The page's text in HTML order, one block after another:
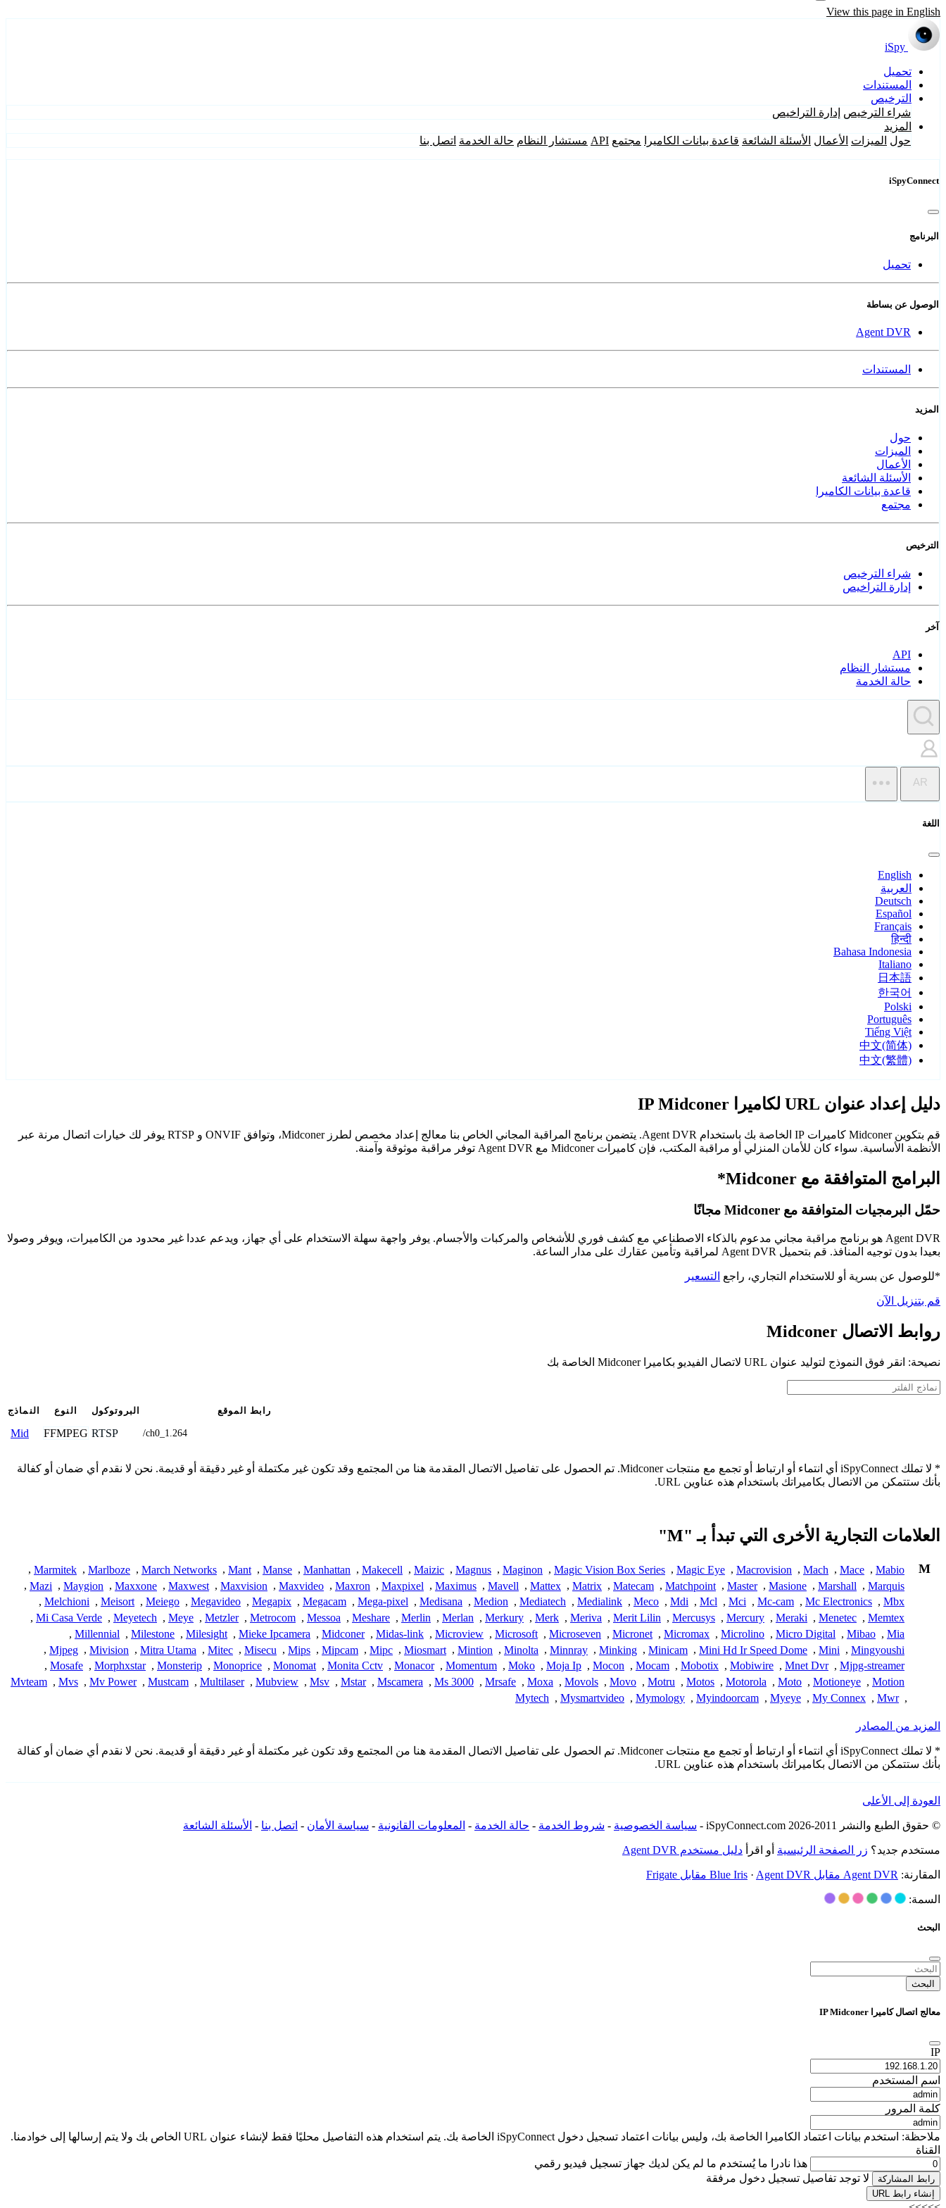
View this page in English
iSpy
تحميل
المستندات
الترخيص
شراء الترخيص إدارة التراخيص
المزيد
حول الميزات الأعمال الأسئلة الشائعة قاعدة بيانات الكاميرا مجتمع API مستشار النظام حالة الخدمة اتصل بنا
iSpyConnect
البرنامج
تحميل
الوصول عن بساطة
Agent DVR
المستندات
المزيد
حول
الميزات
الأعمال
الأسئلة الشائعة
قاعدة بيانات الكاميرا
مجتمع
الترخيص
شراء الترخيص
إدارة التراخيص
آخر
API
مستشار النظام
حالة الخدمة
AR
اللغة
English
العربية
Deutsch
Español
Français
हिन्दी
Bahasa Indonesia
Italiano
日本語
한국어
Polski
Português
Tiếng Việt
中文(简体)
中文(繁體)
دليل إعداد عنوان URL لكاميرا IP Midconer
قم بتكوين Midconer كاميرات IP الخاصة بك باستخدام Agent DVR. يتضمن برنامج المراقبة المجاني الخاص بنا معالج إعداد مخصص لطرز Midconer، وتوافق ONVIF و RTSP يوفر لك خيارات اتصال مرنة عبر
الأنظمة الأساسية. سواء كان للأمان المنزلي أو مراقبة المكتب، فإن كاميرات Midconer مع Agent DVR توفر مراقبة موثوقة وآمنة.
البرامج المتوافقة مع Midconer*
حمّل البرمجيات المتوافقة مع Midconer مجانًا
Agent DVR هو برنامج مراقبة مجاني مدعوم بالذكاء الاصطناعي مع كشف فوري للأشخاص والمركبات والأجسام. يوفر واجهة سهلة الاستخدام على أي جهاز، ويدعم عددا غير محدود من الكاميرات، ويوفر وصولا
بعيدا بدون توجيه المنافذ. قم بتحميل Agent DVR لمراقبة وتأمين عقارك على مدار الساعة.
*للوصول عن بسرية أو للاستخدام التجاري، راجع التسعير
قم بتنزيل الآن
روابط الاتصال Midconer
نصيحة: انقر فوق النموذج لتوليد عنوان URL لاتصال الفيديو بكاميرا Midconer الخاصة بك
النماذج النوع البروتوكول رابط الموقع
Mid FFMPEG RTSP /ch0_1.264
* لا تملك iSpyConnect أي انتماء أو ارتباط أو تجمع مع منتجات Midconer. تم الحصول على تفاصيل الاتصال المقدمة هنا من المجتمع وقد تكون غير مكتملة أو غير دقيقة أو قديمة. نحن لا نقدم أي ضمان أو كفالة
بأنك ستتمكن من الاتصال بكاميراتك باستخدام هذه عناوين URL.
العلامات التجارية الأخرى التي تبدأ بـ "M"
M
Mabio
,
Mace
,
Mach
,
Macrovision
,
Magic Eye
,
Magic Vision Box Series
,
Maginon
,
Magnus
,
Maizic
,
Makecell
,
Manhattan
,
Manse
,
Mant
,
March Networks
,
Marlboze
,
Marmitek
,
Marquis
,
Marshall
,
Masione
,
Master
,
Matchpoint
,
Matecam
,
Matrix
,
Mattex
,
Mavell
,
Maximus
,
Maxpixel
,
Maxron
,
Maxvideo
,
Maxvision
,
Maxwest
,
Maxxone
,
Maygion
,
Mazi
,
Mbx
,
Mc Electronics
,
Mc-cam
,
Mci
,
Mcl
,
Mdi
,
Meco
,
Medialink
,
Mediatech
,
Medion
,
Medisana
,
Mega-pixel
,
Megacam
,
Megapix
,
Megavideo
,
Meiego
,
Meisort
,
Melchioni
,
Memtex
,
Menetec
,
Meraki
,
Mercury
,
Mercusys
,
Merit Lilin
,
Meriva
,
Merk
,
Merkury
,
Merlan
,
Merlin
,
Meshare
,
Messoa
,
Metrocom
,
Metzler
,
Meye
,
Meyetech
,
Mi Casa Verde
,
Mia
,
Mibao
,
Micro Digital
,
Microlino
,
Micromax
,
Micronet
,
Microseven
,
Microsoft
,
Microview
,
Midas-link
,
Midconer
,
Mieke Ipcamera
,
Milesight
,
Milestone
,
Millennial
,
Mingyoushi
,
Mini
,
Mini Hd Ir Speed Dome
,
Minicam
,
Minking
,
Minnray
,
Minolta
,
Mintion
,
Miosmart
,
Mipc
,
Mipcam
,
Mips
,
Misecu
,
Mitec
,
Mitra Utama
,
Mivision
,
Mjpeg
,
Mjpg-streamer
,
Mnet Dvr
,
Mobiwire
,
Mobotix
,
Mocam
,
Mocon
,
Moja Ip
,
Moko
,
Momentum
,
Monacor
,
Monita Cctv
,
Monomat
,
Monoprice
,
Monsterip
,
Morphxstar
,
Mosafe
,
Motion
,
Motioneye
,
Moto
,
Motorola
,
Motos
,
Motru
,
Movo
,
Movols
,
Moxa
,
Mrsafe
,
Ms 3000
,
Mscamera
,
Mstar
,
Msv
,
Mubview
,
Multilaser
,
Mustcam
,
Mv Power
,
Mvs
,
Mvteam
,
Mwr
,
My Connex
,
Myeye
,
Myindoorcam
,
Mymology
,
Mysmartvideo
,
Mytech
المزيد من المصادر
* لا تملك iSpyConnect أي انتماء أو ارتباط أو تجمع مع منتجات Midconer. تم الحصول على تفاصيل الاتصال المقدمة هنا من المجتمع وقد تكون غير مكتملة أو غير دقيقة أو قديمة. نحن لا نقدم أي ضمان أو كفالة
بأنك ستتمكن من الاتصال بكاميراتك باستخدام هذه عناوين URL.
العودة إلى الأعلى
© حقوق الطبع والنشر 2011-2026 iSpyConnect.com - سياسة الخصوصية - شروط الخدمة - حالة الخدمة - المعلومات القانونية - سياسة الأمان - اتصل بنا - الأسئلة الشائعة
مستخدم جديد؟ زر الصفحة الرئيسية أو اقرأ دليل مستخدم Agent DVR
المقارنة: Agent DVR مقابل Blue Iris · Agent DVR مقابل Frigate
السمة:
البحث
البحث
معالج اتصال كاميرا IP Midconer
IP
اسم المستخدم
كلمة المرور
ملاحظة: استخدم بيانات اعتماد الكاميرا الخاصة بك، وليس بيانات اعتماد تسجيل دخول iSpyConnect الخاصة بك. يتم استخدام هذه التفاصيل محليًا فقط لإنشاء عنوان URL الخاص بك ولا يتم إرسالها إلى خوادمنا.
القناة
هذا نادرا ما يُستخدم ما لم يكن لديك جهاز تسجيل فيديو رقمي
رابط المشاركة لا توجد تفاصيل تسجيل دخول مرفقة
إنشاء رابط URL